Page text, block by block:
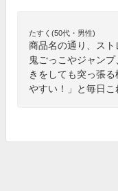
たすく(50代・男性)
商品名の通り、ス
鬼ごっこやジャン
きをしても突っ張
やすい！」と毎日こ